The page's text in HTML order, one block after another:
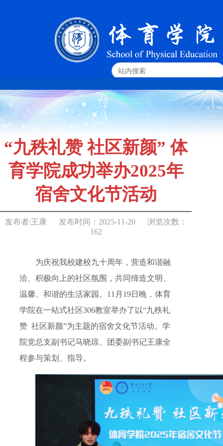
“九秩礼赞 社区新颜” 体
育学院成功举办2025年
宿舍文化节活动
发布者:王康 发布时间： 2025-11-20
浏览次数：
162
为庆祝我校建校九十周年，营造和谐融
洽、积极向上的社区氛围，共同缔造文明、
温馨、和谐的生活家园。11月19日晚，体育
学院在一站式社区306教室举办了以“九秩礼
赞 社区新颜”为主题的宿舍文化节活动。学
院党总支副书记马晓琼、团委副书记王康全
程参与策划、指导。